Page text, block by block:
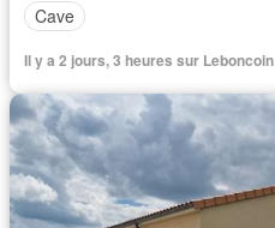
Cave
Il y a 2 jours, 3 heures sur Leboncoin